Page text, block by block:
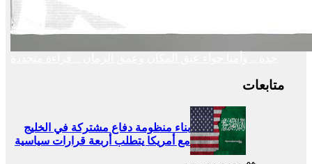
متابعات
بناء منظومة دفاع مشتركة في الخليج
مع أمريكا يتطلب أربعة قرارات سياسية